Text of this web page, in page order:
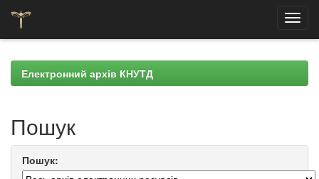
navigationЕлектронний архів КНУТД
Пошук
Пошук: